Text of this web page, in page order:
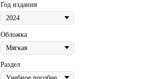
Год издания
Обложка
Раздел